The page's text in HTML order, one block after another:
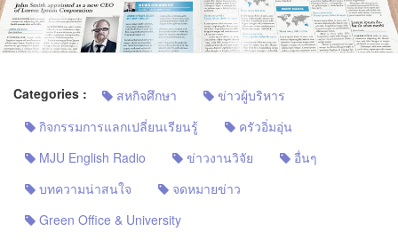
Categories : สหกิจศึกษา
ข่าวผู้บริหาร
กิจกรรมการแลกเปลี่ยนเรียนรู้
ครัวอิ่มอุ่น
MJU English Radio
ข่าวงานวิจัย
อื่นๆ
บทความน่าสนใจ
จดหมายข่าว
Green Office & University